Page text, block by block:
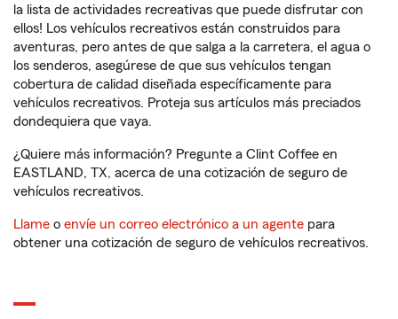
la lista de actividades recreativas que puede disfrutar con
ellos! Los vehículos recreativos están construidos para
aventuras, pero antes de que salga a la carretera, el agua o
los senderos, asegúrese de que sus vehículos tengan
cobertura de calidad diseñada específicamente para
vehículos recreativos. Proteja sus artículos más preciados
dondequiera que vaya.
¿Quiere más información? Pregunte a Clint Coffee en
EASTLAND, TX, acerca de una cotización de seguro de
vehículos recreativos.
Llame o envíe un correo electrónico a un agente para
obtener una cotización de seguro de vehículos recreativos.